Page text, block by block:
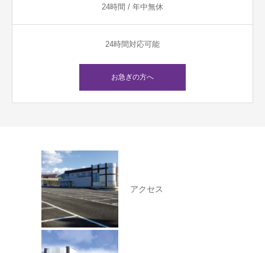
24時間 / 年中無休
24時間対応可能
お急ぎの方へ
アクセス